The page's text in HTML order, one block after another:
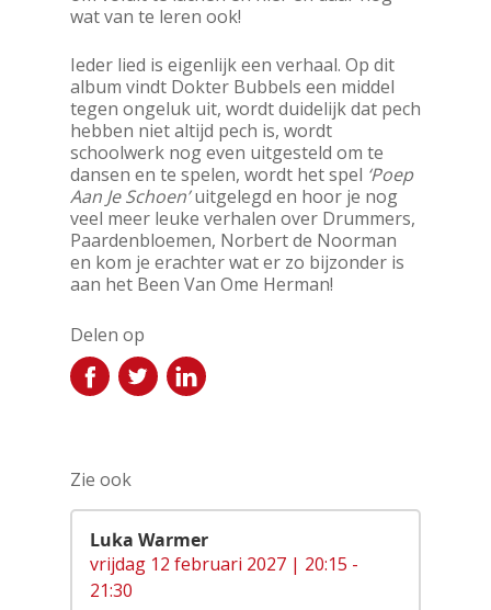
wat van te leren ook!
Ieder lied is eigenlijk een verhaal. Op dit
album vindt Dokter Bubbels een middel
tegen ongeluk uit, wordt duidelijk dat pech
hebben niet altijd pech is, wordt
schoolwerk nog even uitgesteld om te
dansen en te spelen, wordt het spel ‘Poep
Aan Je Schoen’uitgelegd en hoor je nog
veel meer leuke verhalen over Drummers,
Paardenbloemen, Norbert de Noorman
en kom je erachter wat er zo bijzonder is
aan het Been Van Ome Herman!
Delen op
Zie ook
Luka Warmer
vrijdag 12 februari 2027 | 20:15 -
21:30